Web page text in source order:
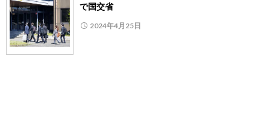
で国交省
2024年4月25日